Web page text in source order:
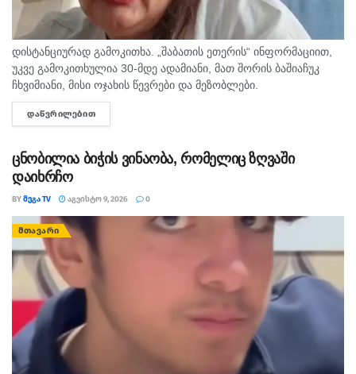
დისტანციურად გამოკითხა. „შაბათის ეთერის“ ინფორმაციით,
უკვე გამოკითხულია 30-მდე ადამიანი, მათ შორის ბაშიაჩუკ
ჩხვიმიანი, მისი ოჯახის წევრები და მეზობლები.
გამომძიებლებმა დაათვალიერეს ის სახლებიც, სადაც,
სავარაუდოდ, დანაშაული ხდებოდა. ნატა ვიბლიანის მიერ
ᲓᲐᲬᲕᲠᲘᲚᲔᲑᲘᲗ
ცნობილია ბიჭის ვინაობა, რომელიც ზღვაში
დაიხრჩო
BYᲛᲔᲒᲐ TV ᲐᲒᲕᲘᲡᲢᲝ 9, 2026 0
ᲛᲗᲐᲕᲐᲠᲘ